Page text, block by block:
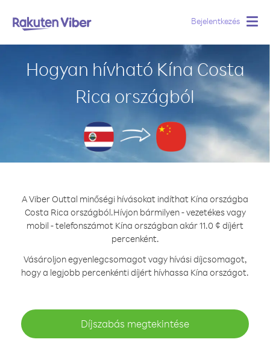
Bejelentkezés
Hogyan hívható Kína Costa
Rica országból
A Viber Outtal minőségi hívásokat indíthat Kína országba
Costa Rica országból.Hívjon bármilyen - vezetékes vagy
mobil - telefonszámot Kína országban akár 11.0 ¢ díjért
percenként.
Vásároljon egyenlegcsomagot vagy hívási díjcsomagot,
hogy a legjobb percenkénti díjért hívhassa Kína országot.
Díjszabás megtekintése